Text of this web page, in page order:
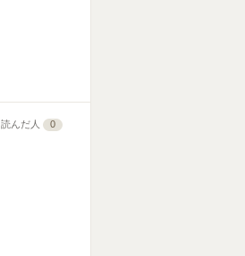
読んだ人 0